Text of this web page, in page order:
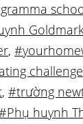
,
challenge
, #trường
huynh